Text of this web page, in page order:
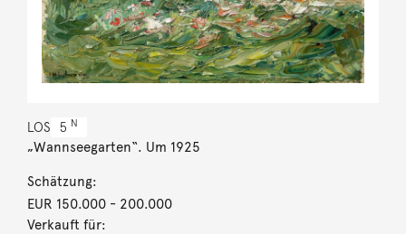
LOS 5 N
„Wannseegarten“. Um 1925
Schätzung:
EUR 150.000- 200.000
Verkauft für: